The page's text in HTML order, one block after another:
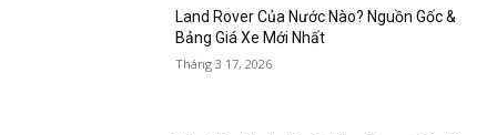
Land Rover Của Nước Nào? Nguồn Gốc &
Bảng Giá Xe Mới Nhất
Tháng 3 17, 2026